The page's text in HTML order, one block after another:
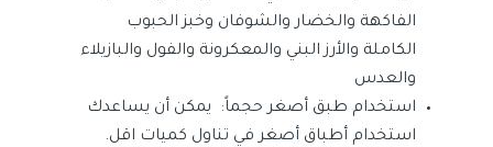
الفاكهة والخضار والشوفان وخبز الحبوب
الكاملة والأرز البني والمعكرونة والفول والبازيلاء
والعدس
استخدام طبق أصغر حجماً: يمكن أن يساعدك
استخدام أطباق أصغر في تناول كميات اقل.